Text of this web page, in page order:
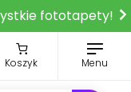
fototapety!
Koszyk Menu